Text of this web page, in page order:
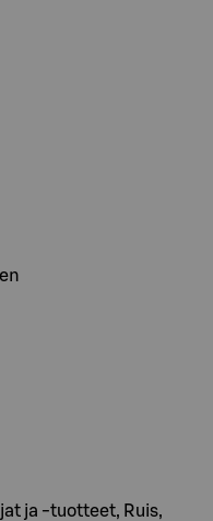
ja -tuotteet, Ruis,